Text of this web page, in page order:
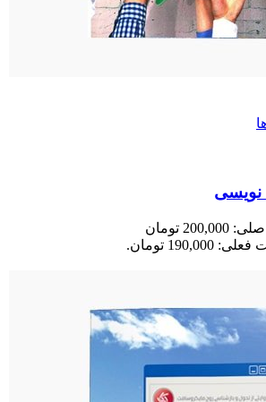
نویسی
قیمت اصلی: 200,000 تومان
190,000 تومان.